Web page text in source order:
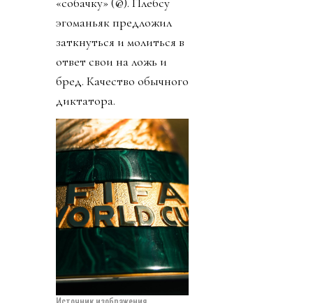
эгоманьяк предложил
заткнуться и молиться в
ответ свои на ложь и
бред. Качество обычного
диктатора.